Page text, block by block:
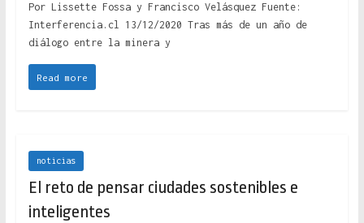
Por Lissette Fossa y Francisco Velásquez Fuente:
Interferencia.cl 13/12/2020 Tras más de un año de
diálogo entre la minera y
Read more
noticias
El reto de pensar ciudades sostenibles e
inteligentes